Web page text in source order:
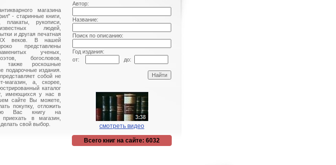
магазина
- старинные книги,
плакаты, рукописи,
людей,
и другая печатная
XX веков. В нашей
представлены
ученых,
богословов,
роскошные
подарочные издания.
собой не
магазин, а, скорее,
каталог
имеющихся у нас в
сайте Вы можете,
покупку, отложить
Вас книгу на
в магазин,
свой выбор.
Автор:
Название:
Поиск по описанию:
Год издания:
от:
до:
смотреть видео
Всего книг на сайте: 6032